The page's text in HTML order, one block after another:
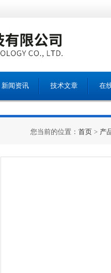
新闻资讯 技术文章 在
您当前的位置： 首页 > 产